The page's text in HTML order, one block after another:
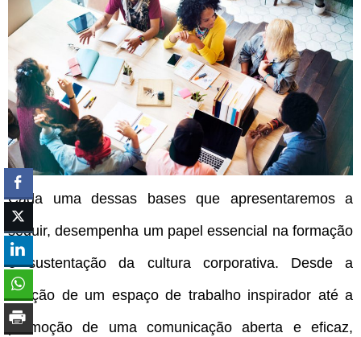
Cada uma dessas bases que apresentaremos a
seguir, desempenha um papel essencial na formação
e sustentação da cultura corporativa. Desde a
criação de um espaço de trabalho inspirador até a
promoção de uma comunicação aberta e eficaz,